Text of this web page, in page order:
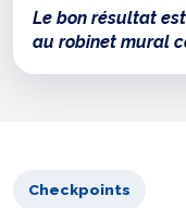
Le bon résultat
au robinet mural
Checkpoints